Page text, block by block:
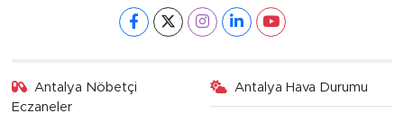
Antalya Nöbetçi
Eczaneler
Antalya Hava Durumu